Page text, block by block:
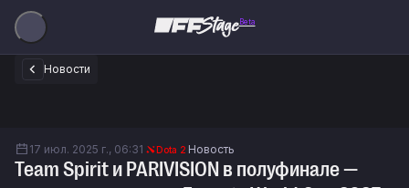
Beta
Новости
17 июл. 2025 г., 06:31 Dota 2 Новость
Team Spirit и PARIVISION в полуфинале —